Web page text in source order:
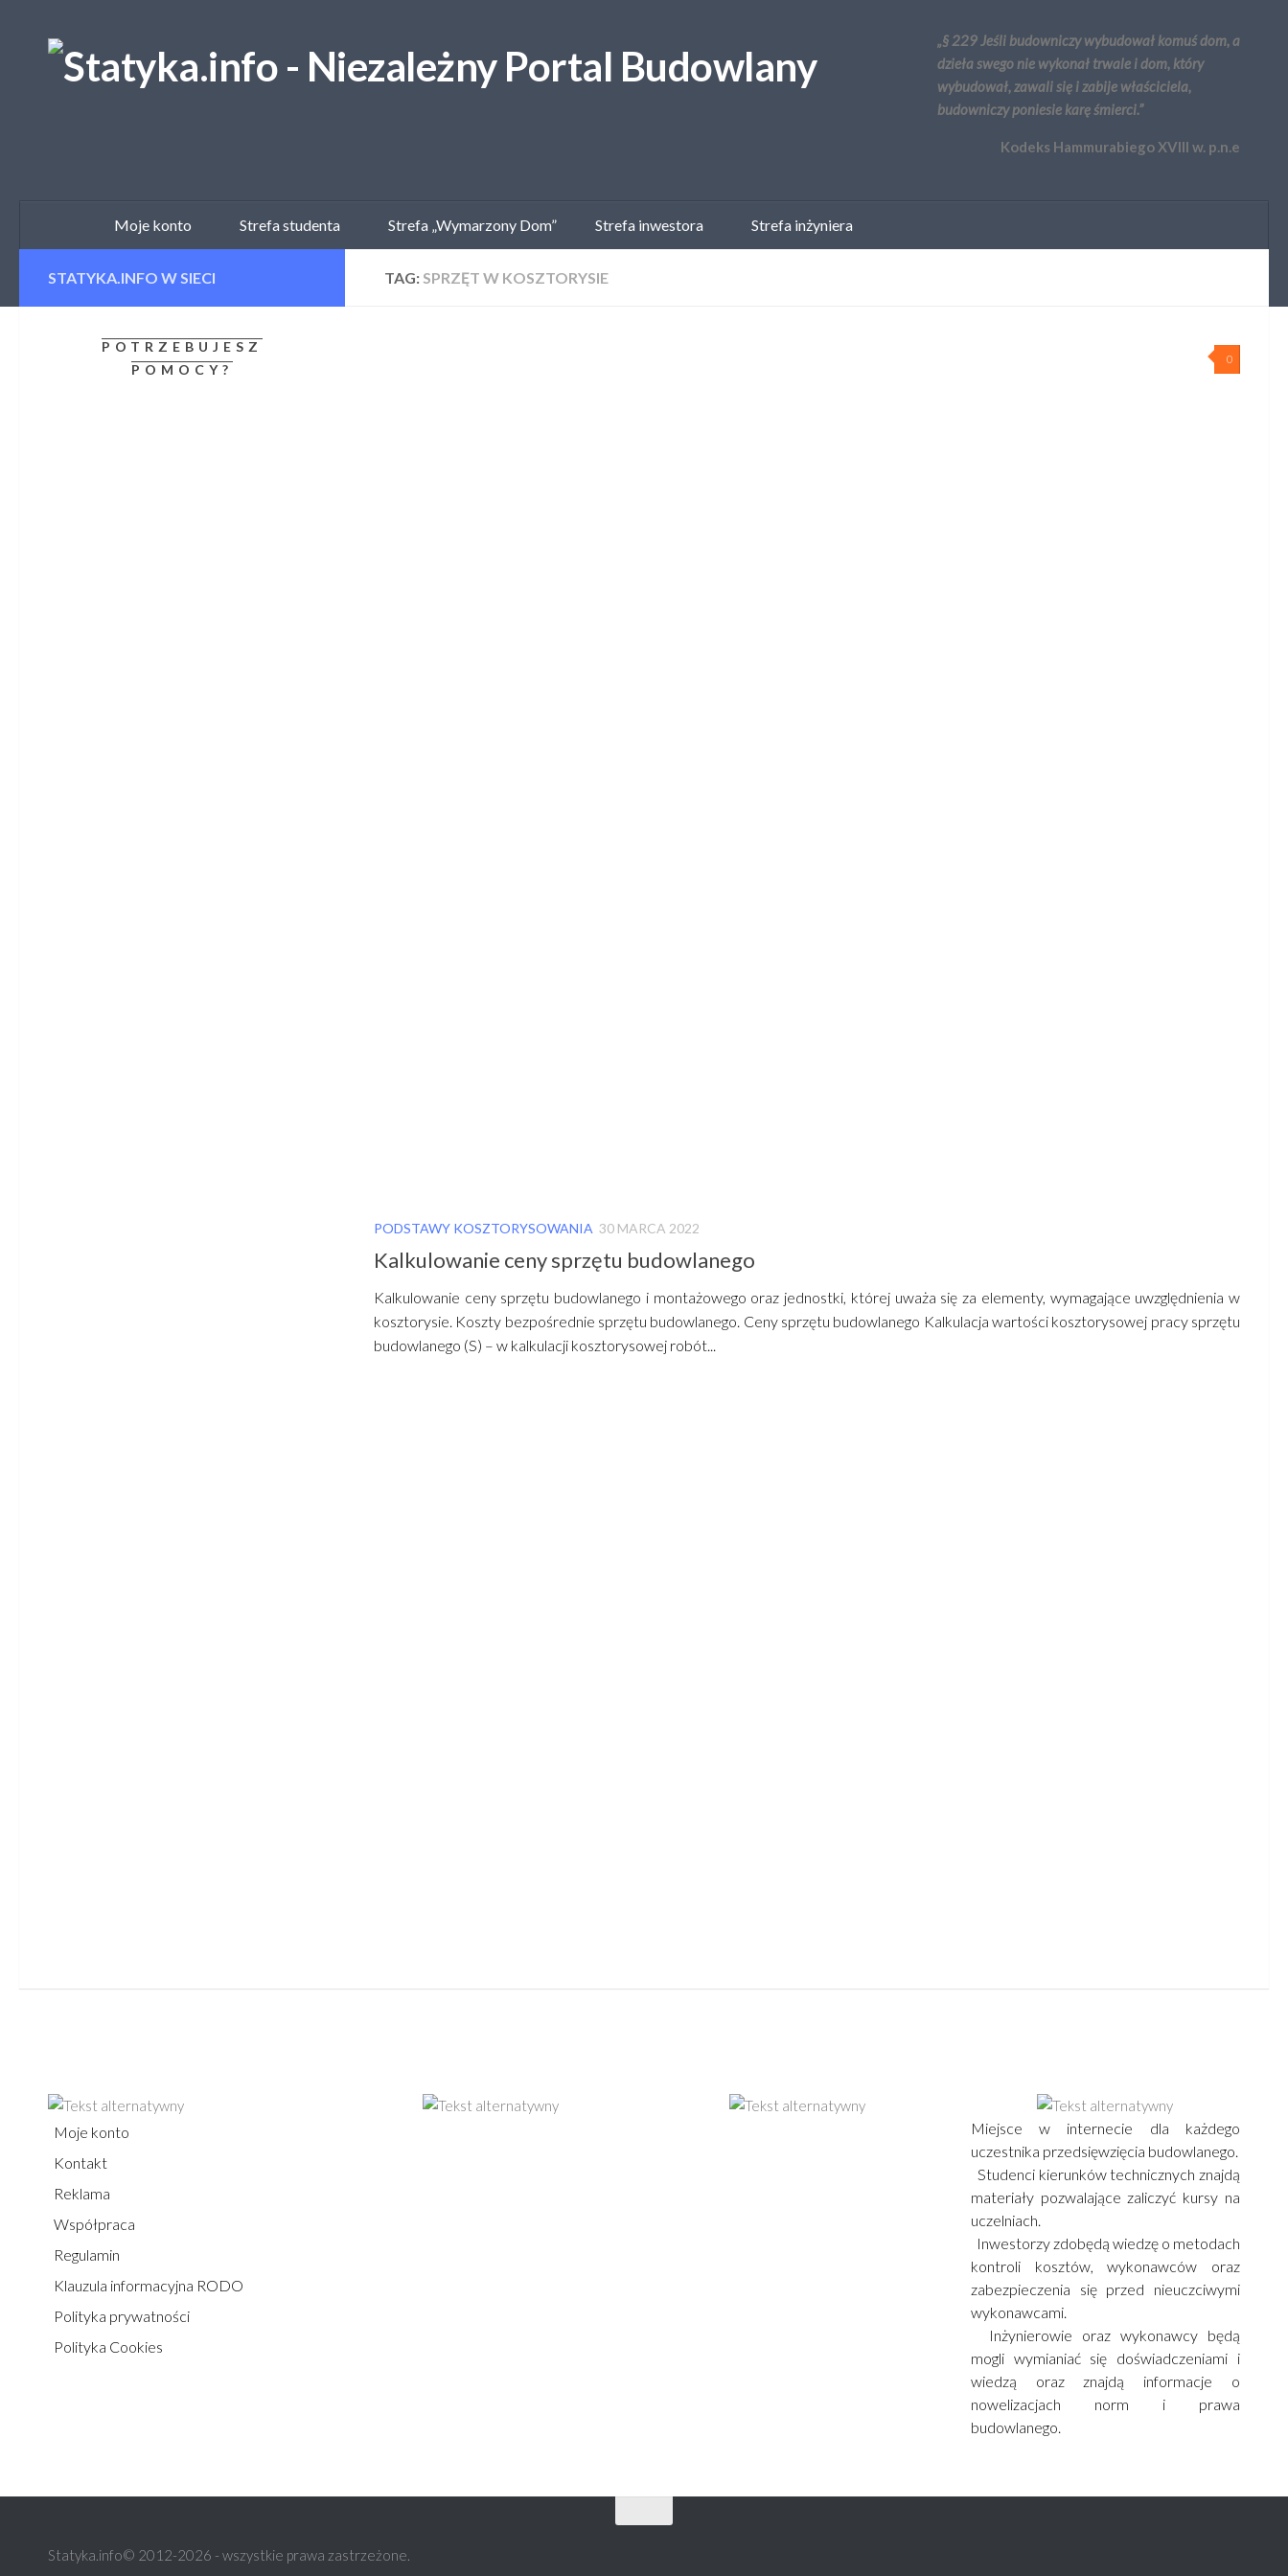
„§ 229 Jeśli budowniczy wybudował komuś dom, a
dzieła swego nie wykonał trwale i dom, który
wybudował, zawali się i zabije właściciela,
budowniczy poniesie karę śmierci.”
Kodeks Hammurabiego XVIII w. p.n.e
Moje konto Strefa studenta Strefa „Wymarzony Dom” Strefa inwestora Strefa inżyniera
TAG: SPRZĘT W KOSZTORYSIE
0
PODSTAWY KOSZTORYSOWANIA 30 MARCA 2022
Kalkulowanie ceny sprzętu budowlanego
Kalkulowanie ceny sprzętu budowlanego i montażowego oraz jednostki, której uważa się za elementy, wymagające uwzględnienia w
kosztorysie. Koszty bezpośrednie sprzętu budowlanego. Ceny sprzętu budowlanego Kalkulacja wartości kosztorysowej pracy sprzętu
budowlanego (S) – w kalkulacji kosztorysowej robót...
STATYKA.INFO W SIECI
POTRZEBUJESZ
POMOCY?
Moje konto
Kontakt
Reklama
Współpraca
Regulamin
Klauzula informacyjna RODO
Polityka prywatności
Polityka Cookies
Miejsce w internecie dla każdego
uczestnika przedsięwzięcia budowlanego.
Studenci kierunków technicznych znajdą
materiały pozwalające zaliczyć kursy na
uczelniach.
Inwestorzy zdobędą wiedzę o metodach
kontroli kosztów, wykonawców oraz
zabezpieczenia się przed nieuczciwymi
wykonawcami.
Inżynierowie oraz wykonawcy będą
mogli wymianiać się doświadczeniami i
wiedzą oraz znajdą informacje o
nowelizacjach norm i prawa
budowlanego.
Statyka.info© 2012-2026 - wszystkie prawa zastrzeżone.